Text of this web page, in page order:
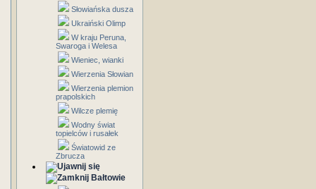
Słowiańska dusza
Ukraiński Olimp
W kraju Peruna,
Swaroga i Welesa
Wieniec, wianki
Wierzenia Słowian
Wierzenia plemion
prapolskich
Wilcze plemię
Wodny świat
topielców i rusałek
Światowid ze
Zbrucza
Bałtowie